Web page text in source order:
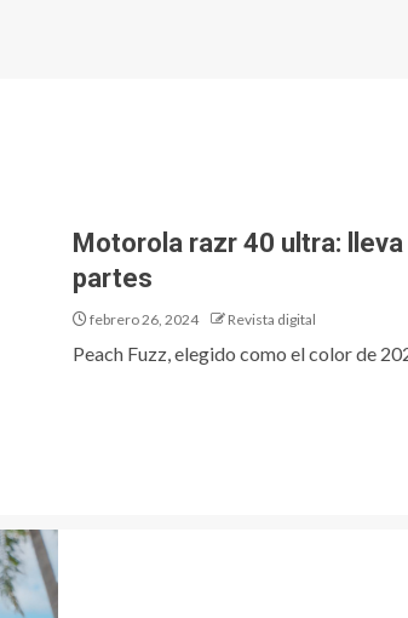
Motorola razr 40 ultra:
partes
febrero 26, 2024 Revista digital
Peach Fuzz, elegido como el color de